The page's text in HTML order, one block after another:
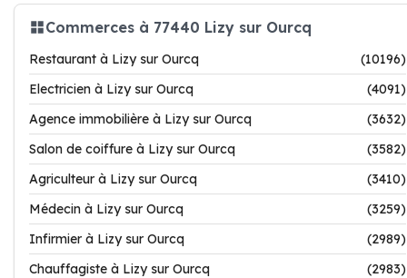
Commerces à 77440 Lizy sur Ourcq
Restaurant à Lizy sur Ourcq
(10196)
Electricien à Lizy sur Ourcq
(4091)
Agence immobilière à Lizy sur Ourcq
(3632)
Salon de coiffure à Lizy sur Ourcq
(3582)
Agriculteur à Lizy sur Ourcq
(3410)
Médecin à Lizy sur Ourcq
(3259)
Infirmier à Lizy sur Ourcq
(2989)
Chauffagiste à Lizy sur Ourcq
(2983)